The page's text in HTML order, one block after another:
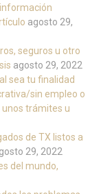
agosto 29,
seguros u otro
agosto 29, 2022
sea tu finalidad
sin empleo o
trámites u
de TX listos a
29, 2022
del mundo,